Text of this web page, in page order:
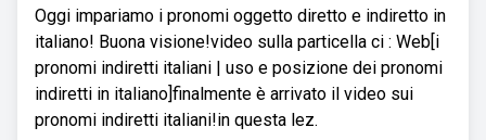
Oggi impariamo i pronomi oggetto diretto e indiretto in
italiano! Buona visione!video sulla particella ci : Web[i
pronomi indiretti italiani | uso e posizione dei pronomi
indiretti in italiano]finalmente è arrivato il video sui
pronomi indiretti italiani!in questa lez.